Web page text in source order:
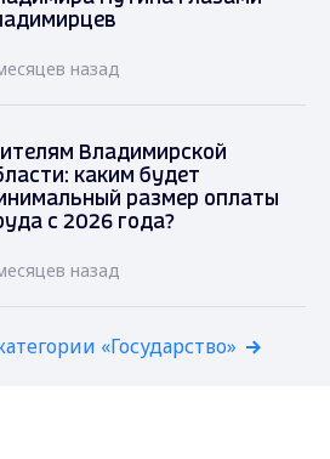
назад
Владимирской
каким будет
размер оплаты
с 2026 года?
назад
«Государство»